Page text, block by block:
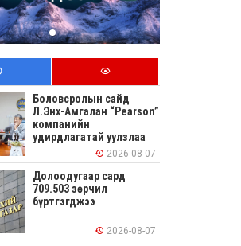
Боловсролын сайд
Л.Энх-Амгалан “Pearson”
компанийн
удирдлагатай уулзлаа
2026-08-07
Долоодугаар сард
709.503 зөрчил
бүртгэгджээ
2026-08-07